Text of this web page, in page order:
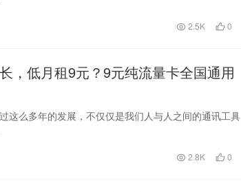
2.5K 0
，低月租9元？9元纯流量卡全国通用
这么多年的发展，不仅仅是我们人与人之间的通讯工具
2.8K 0